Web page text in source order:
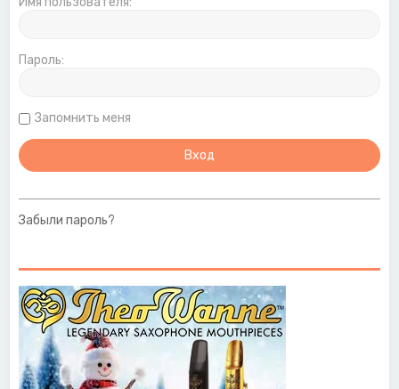
Пароль:
Запомнить меня
Забыли пароль?